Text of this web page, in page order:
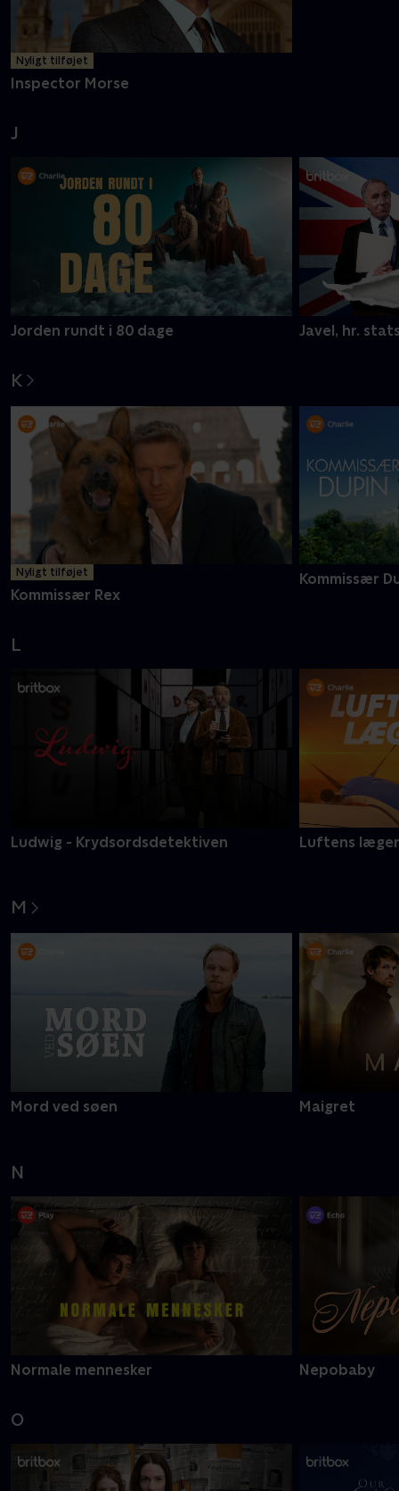
Nyligt tilføjet
Inspector Morse
J
Jorden rundt i 80 dage Javel, hr.
K
Nyligt tilføjet
Kommissær Rex
Kommissær
L
Ludwig - Krydsordsdetektiven Luftens læger
M
Mord ved søen Maigret
N
Normale mennesker Nepobaby
O